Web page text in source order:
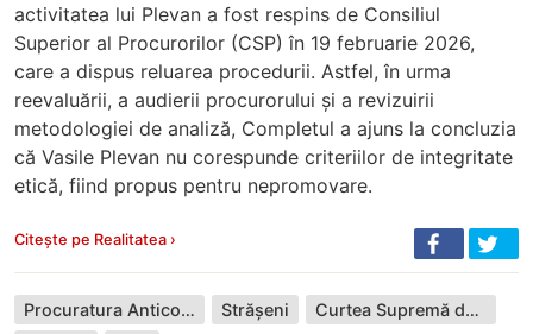
activitatea lui Plevan a fost respins de Consiliul
Superior al Procurorilor (CSP) în 19 februarie 2026,
care a dispus reluarea procedurii. Astfel, în urma
reevaluării, a audierii procurorului și a revizuirii
metodologiei de analiză, Completul a ajuns la concluzia
că Vasile Plevan nu corespunde criteriilor de integritate
etică, fiind propus pentru nepromovare.
Citește pe Realitatea ›
Procuratura Anticorupție Strășeni
Curtea Supremă de Justiție